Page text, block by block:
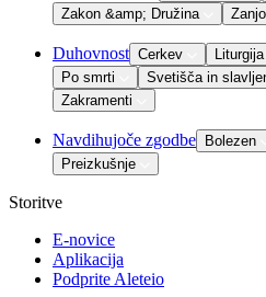
Zakon &amp; Družina
Duhovnost Cerkev Liturgija
Po smrti
Svetišča in
Zakramenti
Navdihujoče zgodbe Bolezen
Preizkušnje
Storitve
E-novice
Aplikacija
Podprite Aleteio